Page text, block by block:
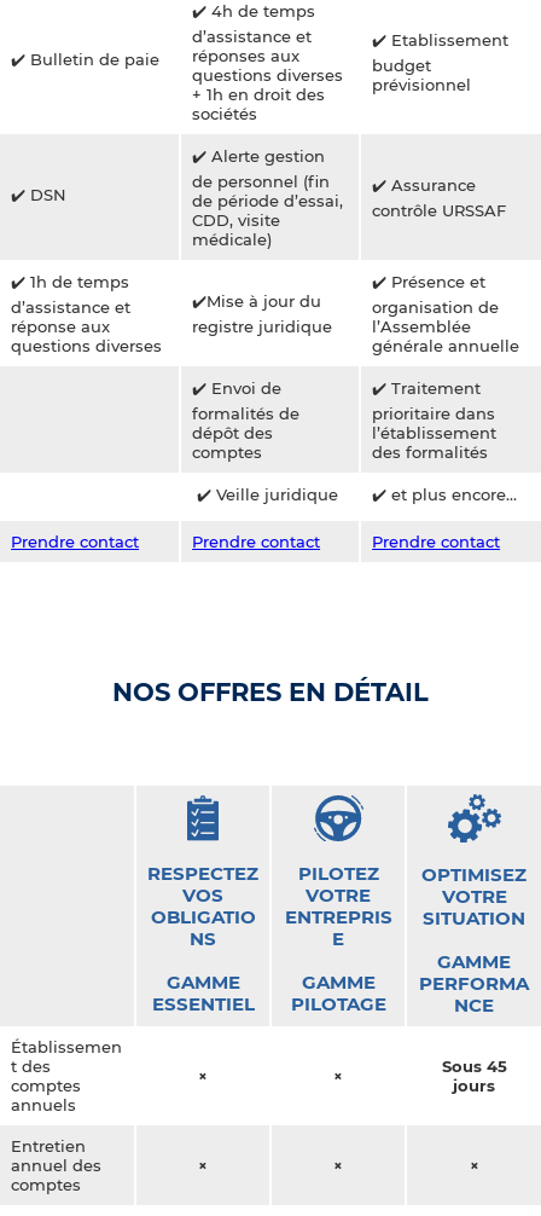
✔️ Bulletin de paie
✔️ 4h de temps
d’assistance et
réponses aux
questions diverses
+ 1h en droit des
sociétés
✔️ Etablissement
budget
prévisionnel
✔️ DSN
✔️ Alerte gestion
de personnel (fin
de période d’essai,
CDD, visite
médicale)
✔️ Assurance
contrôle URSSAF
✔️ 1h de temps
d’assistance et
réponse aux
questions diverses
✔️Mise à jour du
registre juridique
✔️ Présence et
organisation de
l’Assemblée
générale annuelle
✔️ Envoi de
formalités de
dépôt des
comptes
✔️ Traitement
prioritaire dans
l’établissement
des formalités
✔️ Veille juridique ✔️ et plus encore…
Prendre contact Prendre contact Prendre contact
NOS OFFRES EN DÉTAIL
RESPECTEZ
VOS
OBLIGATIO
NS
GAMME
ESSENTIEL
PILOTEZ
VOTRE
ENTREPRIS
E
GAMME
PILOTAGE
OPTIMISEZ
VOTRE
SITUATION
GAMME
PERFORMA
NCE
Établissemen
t des
comptes
annuels
× ×
Sous 45
jours
Entretien
annuel des
comptes
× × ×